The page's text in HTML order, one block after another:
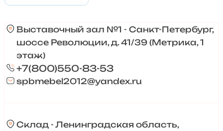
Выставочный зал №1 - Санкт-Петербург,
шоссе Революции, д. 41/39 (Метрика, 1
этаж)
+7(800)550-83-53
spbmebel2012@yandex.ru
Склад - Ленинградская область,